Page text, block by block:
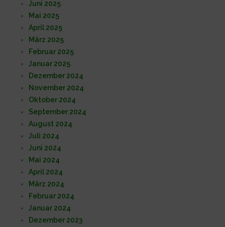
Juni 2025
Mai 2025
April 2025
März 2025
Februar 2025
Januar 2025
Dezember 2024
November 2024
Oktober 2024
September 2024
August 2024
Juli 2024
Juni 2024
Mai 2024
April 2024
März 2024
Februar 2024
Januar 2024
Dezember 2023